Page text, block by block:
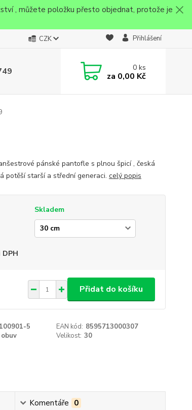
, můžete položku přesto objednat, protože je
CZK Přihlášení
0ks
za 0,00 Kč
pánské pantofle s plnou špicí , česká
potěší starší a střední generaci. celý popis
Skladem
Přidat do košíku
5 EAN kód: 8595713000307
obuv Velikost: 30
Komentáře 0